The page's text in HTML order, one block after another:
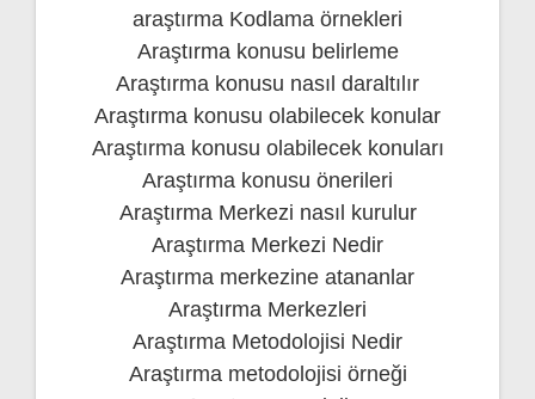
araştırma Kodlama örnekleri
Araştırma konusu belirleme
Araştırma konusu nasıl daraltılır
Araştırma konusu olabilecek konular
Araştırma konusu olabilecek konuları
Araştırma konusu önerileri
Araştırma Merkezi nasıl kurulur
Araştırma Merkezi Nedir
Araştırma merkezine atananlar
Araştırma Merkezleri
Araştırma Metodolojisi Nedir
Araştırma metodolojisi örneği